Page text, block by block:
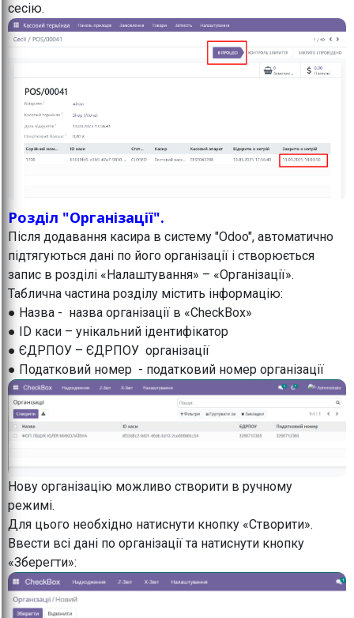
сесію.
Розділ "Організації".
Після додавання касира в систему "Odoo", автоматично
підтягуються дані по його організації і створюється
запис в розділі «Налаштування» – «Організації».
Таблична частина розділу містить інформацію:
● Назва - назва організації в «CheckBox»
● ID каси – унікальний ідентифікатор
● ЄДРПОУ – ЄДРПОУ організації
● Податковий номер - податковий номер організації
Нову організацію можливо створити в ручному
режимі.
Для цього необхідно натиснути кнопку «Створити».
Ввести всі дані по організації та натиснути кнопку
«Зберегти»: